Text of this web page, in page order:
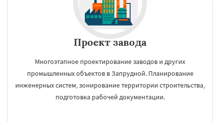
Проект завода
Многоэтапное проектирование заводов и других
промышленных объектов в Запрудной. Планирование
инженерных систем, зонирование территории строительства,
подготовка рабочей документации.